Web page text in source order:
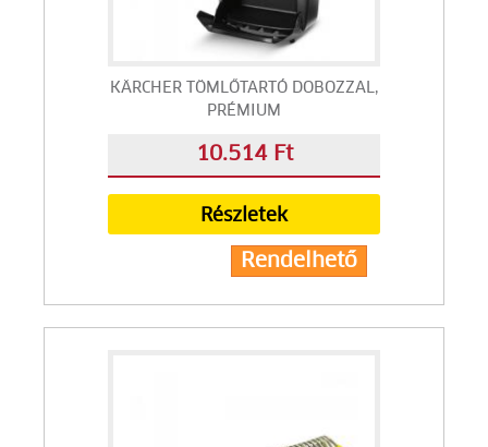
KÄRCHER TÖMLŐTARTÓ DOBOZZAL,
PRÉMIUM
10.514 Ft
Részletek
Rendelhető